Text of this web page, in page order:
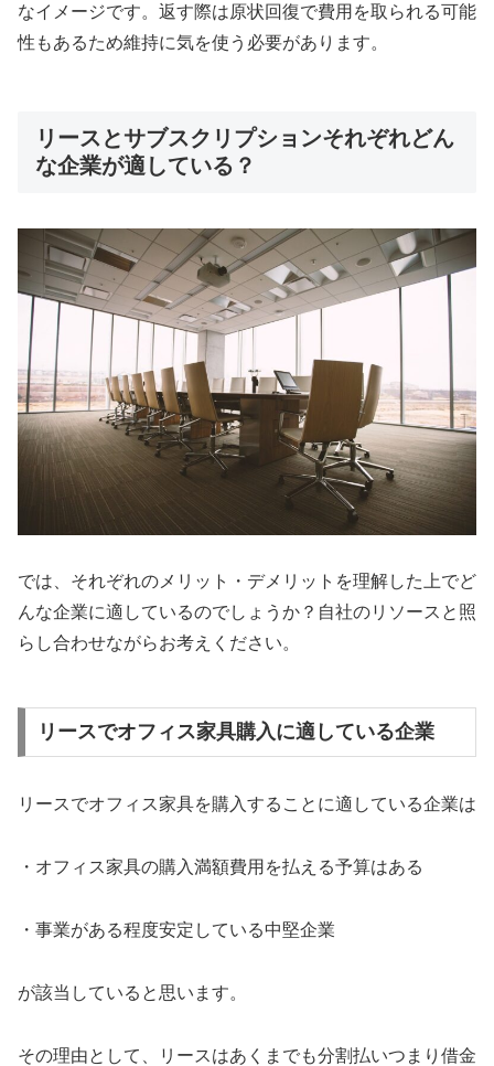
なイメージです。返す際は原状回復で費用を取られる可能
性もあるため維持に気を使う必要があります。
リースとサブスクリプションそれぞれどん
な企業が適している？
では、それぞれのメリット・デメリットを理解した上でど
んな企業に適しているのでしょうか？自社のリソースと照
らし合わせながらお考えください。
リースでオフィス家具購入に適している企業
リースでオフィス家具を購入することに適している企業は
・オフィス家具の購入満額費用を払える予算はある
・事業がある程度安定している中堅企業
が該当していると思います。
その理由として、リースはあくまでも分割払いつまり借金